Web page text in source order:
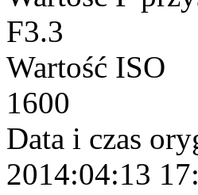
F3.3
Wartość ISO
1600
Data i czas
2014:04:13